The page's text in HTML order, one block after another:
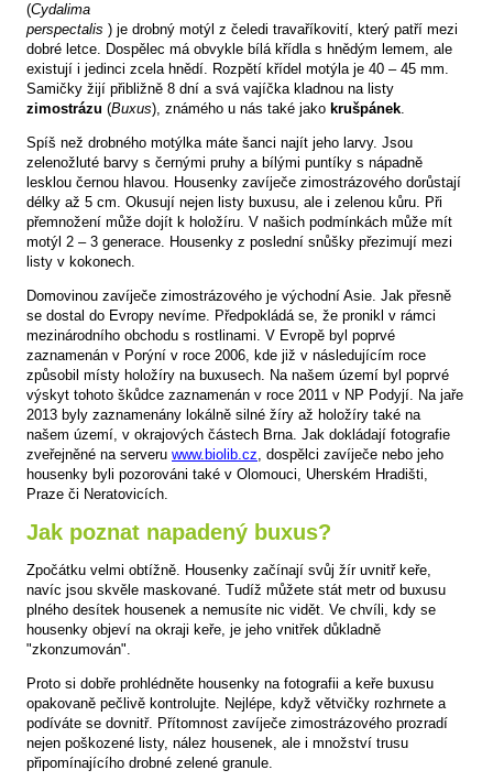
(Cydalima
perspectalis ) je drobný motýl z čeledi travaříkovití, který patří mezi
dobré letce. Dospělec má obvykle bílá křídla s hnědým lemem, ale
existují i jedinci zcela hnědí. Rozpětí křídel motýla je 40 – 45 mm.
Samičky žijí přibližně 8 dní a svá vajíčka kladnou na listy
zimostrázu (Buxus), známého u nás také jako krušpánek.
Spíš než drobného motýlka máte šanci najít jeho larvy. Jsou
zelenožluté barvy s černými pruhy a bílými puntíky s nápadně
lesklou černou hlavou. Housenky zavíječe zimostrázového dorůstají
délky až 5 cm. Okusují nejen listy buxusu, ale i zelenou kůru. Při
přemnožení může dojít k holožíru. V našich podmínkách může mít
motýl 2 – 3 generace. Housenky z poslední snůšky přezimují mezi
listy v kokonech.
Domovinou zavíječe zimostrázového je východní Asie. Jak přesně
se dostal do Evropy nevíme. Předpokládá se, že pronikl v rámci
mezinárodního obchodu s rostlinami. V Evropě byl poprvé
zaznamenán v Porýní v roce 2006, kde již v následujícím roce
způsobil místy holožíry na buxusech. Na našem území byl poprvé
výskyt tohoto škůdce zaznamenán v roce 2011 v NP Podyjí. Na jaře
2013 byly zaznamenány lokálně silné žíry až holožíry také na
našem území, v okrajových částech Brna. Jak dokládají fotografie
zveřejněné na serveru www.biolib.cz, dospělci zavíječe nebo jeho
housenky byli pozorováni také v Olomouci, Uherském Hradišti,
Praze či Neratovicích.
Jak poznat napadený buxus?
Zpočátku velmi obtížně. Housenky začínají svůj žír uvnitř keře,
navíc jsou skvěle maskované. Tudíž můžete stát metr od buxusu
plného desítek housenek a nemusíte nic vidět. Ve chvíli, kdy se
housenky objeví na okraji keře, je jeho vnitřek důkladně
"zkonzumován".
Proto si dobře prohlédněte housenky na fotografii a keře buxusu
opakovaně pečlivě kontrolujte. Nejlépe, když větvičky rozhrnete a
podíváte se dovnitř. Přítomnost zavíječe zimostrázového prozradí
nejen poškozené listy, nález housenek, ale i množství trusu
připomínajícího drobné zelené granule.